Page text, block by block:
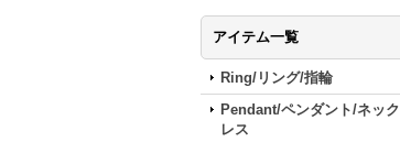
アイテム一覧
Ring/リング/指輪
Pendant/ペンダント/ネック
レス